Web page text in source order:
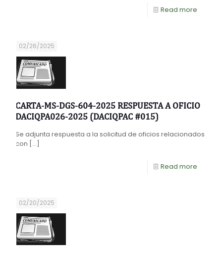
Read more
02/26/2025
CARTA-MS-DGS-604-2025 RESPUESTA A OFICIO
DACIQPA026-2025 (DACIQPAC #015)
Se adjunta respuesta a la solicitud de oficios relacionados
con […]
Read more
02/20/2025